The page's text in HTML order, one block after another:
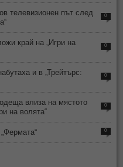
телевизионен път след
0
край на „Игри на
0
и в „Трейтърс:
0
влиза на мястото
на волята“
0
0